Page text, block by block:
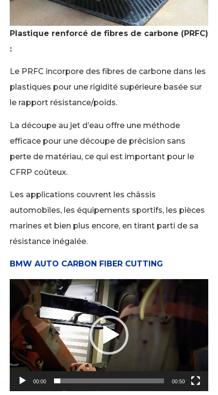
Plastique renforcé de fibres de carbone (PRFC)
:
Le PRFC incorpore des fibres de carbone dans les
plastiques pour une rigidité supérieure basée sur
le rapport résistance/poids.
La découpe au jet d’eau offre une méthode
efficace pour une découpe de précision sans
perte de matériau, ce qui est important pour le
CFRP coûteux.
Les applications couvrent les châssis
automobiles, les équipements sportifs, les pièces
marines et bien plus encore, en tirant parti de sa
résistance inégalée.
BMW AUTO CARBON FIBER CUTTING
Lecteur
vidéo
00:00 00:50